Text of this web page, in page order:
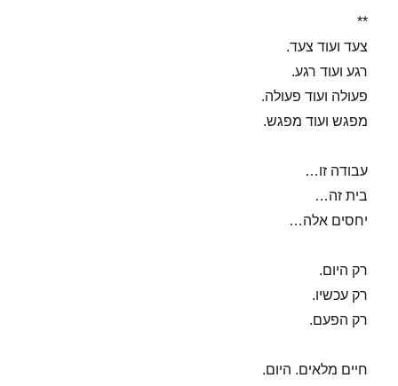
**
צעד ועוד צעד.
רגע ועוד רגע.
פעולה ועוד פעולה.
מפגש ועוד מפגש.
עבודה זו…
בית זה…
יחסים אלה…
רק היום.
רק עכשיו.
רק הפעם.
חיים מלאים. היום.